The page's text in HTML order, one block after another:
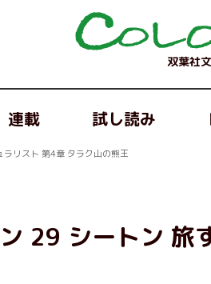
双葉社
連載 試し読み
リスト 第4章 タラク山の熊王
29 シートン 旅